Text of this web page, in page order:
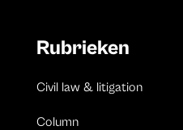
Rubrieken
Civil law & litigation
Column